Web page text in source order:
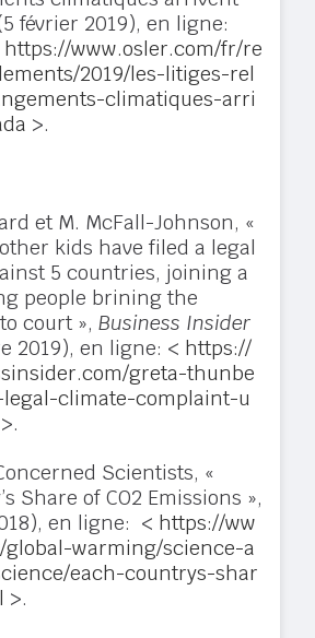
février 2019), en ligne:
https://www.osler.com/fr/re
2019/les-litiges-rel
climatiques-arri
>.
et M. McFall-Johnson, «
kids have filed a legal
5 countries, joining a
people brining the
court »,Business Insider
2019), en ligne: < https://
greta-thunbe
climate-complaint-u
>.
Scientists, «
Share of CO2 Emissions »,
en ligne: < https://ww
global-warming/science-a
each-countrys-shar
>.